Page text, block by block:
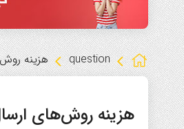
question هزینه
هزینه روش‌های